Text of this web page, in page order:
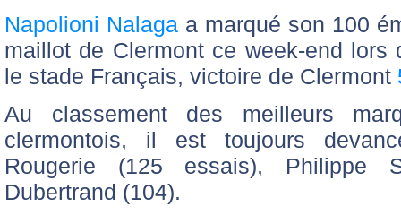
Napolioni Nalaga a marqué son 100
maillot de Clermont ce week-end lors
le stade Français, victoire de Clermont
Au classement des meilleurs
clermontois, il est toujours
Rougerie (125 essais), Philippe
Dubertrand (104).